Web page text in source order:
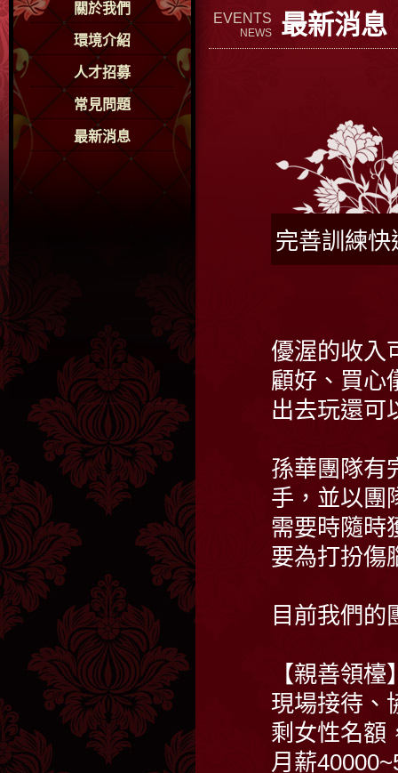
關於我們
環境介紹
人才招募
常見問題
最新消息
EVENTS
NEWS 最新消息
完善訓練
優渥的收入
顧好、買心
出去玩還可
孫華團隊有
手，並以團
需要時隨時
要為打扮傷
目前我們的
【親善領
現場接待
剩女性名額
月薪